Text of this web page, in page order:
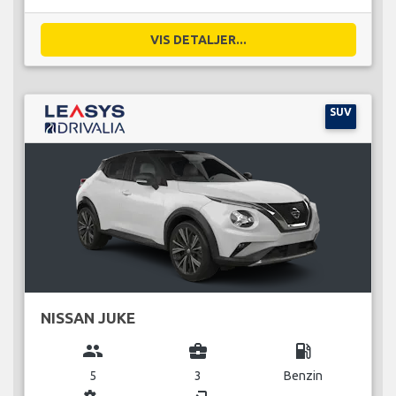
VIS DETALJER...
SUV
NISSAN JUKE
group
5
business_center
3
local_gas_station
Benzin